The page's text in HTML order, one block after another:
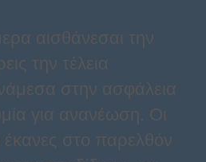
αισθάνεσαι την
την τέλεια
στην ασφάλεια
για ανανέωση. Οι
στο παρελθόν